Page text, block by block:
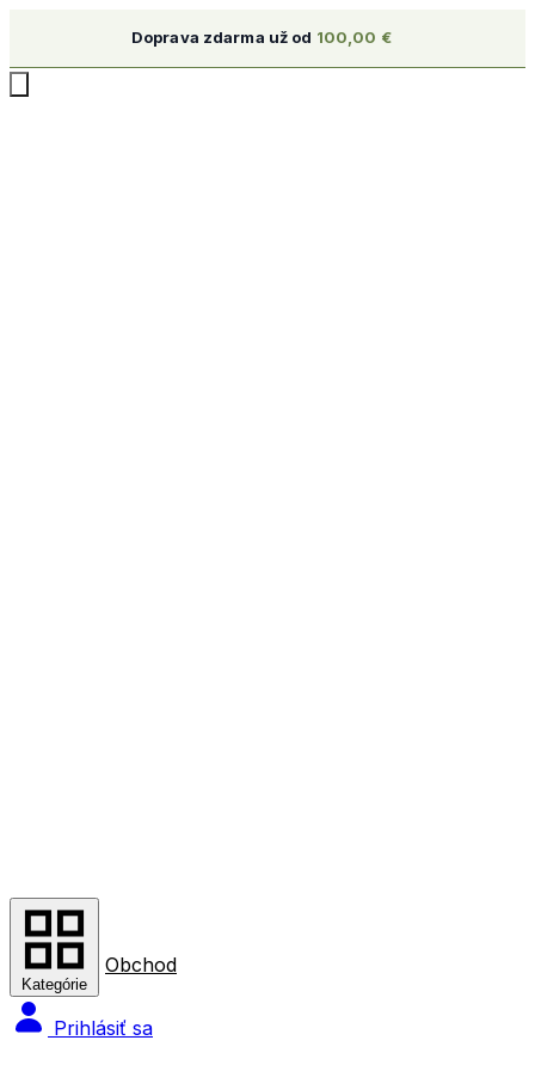
Doprava zdarma už od 100,00 €
Kategórie
Obchod
Prihlásiť sa